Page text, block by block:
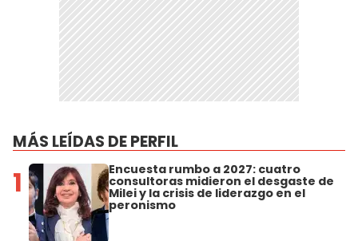
MÁS LEÍDAS DE PERFIL
1 Encuesta rumbo a 2027: cuatro
consultoras midieron el desgaste de
Milei y la crisis de liderazgo en el
peronismo